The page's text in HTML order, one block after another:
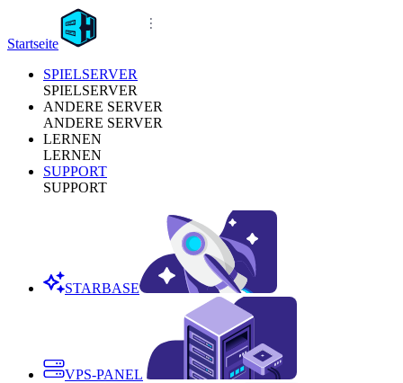
Startseite
SPIELSERVER
SPIELSERVER
ANDERE SERVER
ANDERE SERVER
LERNEN
LERNEN
SUPPORT
SUPPORT
STARBASE
VPS-PANEL